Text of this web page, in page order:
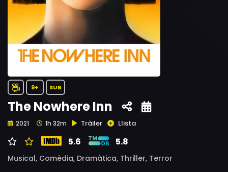
9+ SUB
The Nowhere Inn
2021 1h 32m Tràiler Llista
5.6 5.8
Musical, Comèdia, Dramàtica, Thriller, Terror